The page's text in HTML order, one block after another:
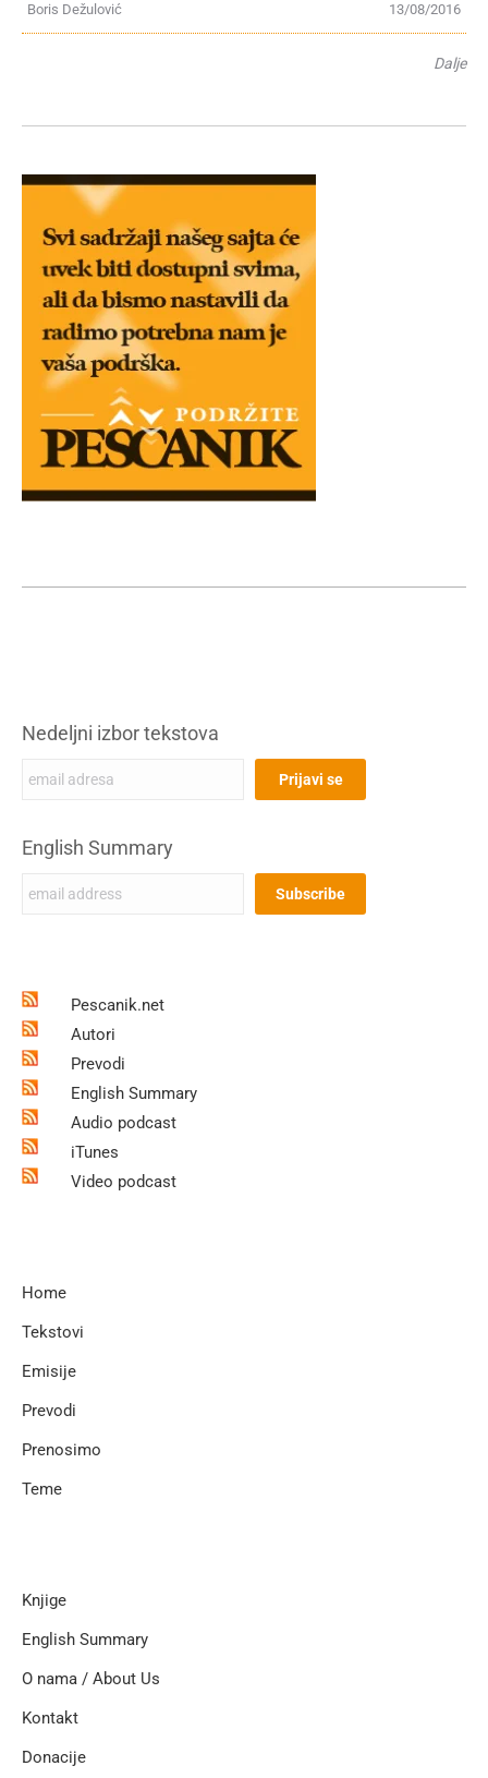
13/08/2016
Boris Dežulović
Dalje
Nedeljni izbor tekstova
English Summary
Pescanik.net
Autori
Prevodi
English Summary
Audio podcast
iTunes
Video podcast
Home
Tekstovi
Emisije
Prevodi
Prenosimo
Teme
Knjige
English Summary
O nama / About Us
Kontakt
Donacije